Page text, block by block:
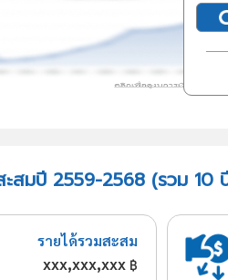
สมปี 2559-2568 (รวม 10
รายได้รวมสะสม
xxx,xxx,xxx ฿